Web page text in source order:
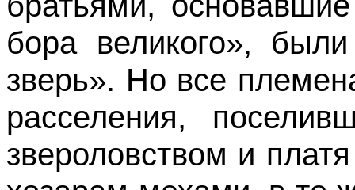
бора великого»,
зверь». Но все
расселения,
звероловством и